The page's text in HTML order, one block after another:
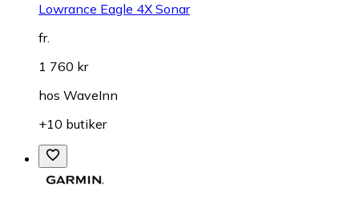
Lowrance Eagle 4X Sonar
fr.
1 760 kr
hos WaveInn
+10 butiker